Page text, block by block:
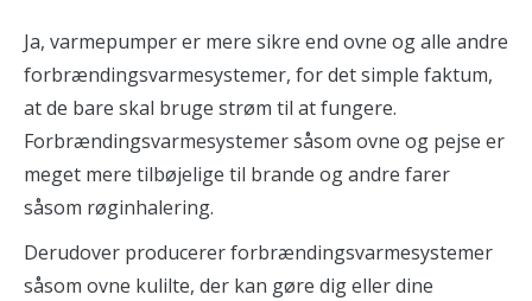
Ja, varmepumper er mere sikre end ovne og alle andre
forbrændingsvarmesystemer, for det simple faktum,
at de bare skal bruge strøm til at fungere.
Forbrændingsvarmesystemer såsom ovne og pejse er
meget mere tilbøjelige til brande og andre farer
såsom røginhalering.
Derudover producerer forbrændingsvarmesystemer
såsom ovne kulilte, der kan gøre dig eller dine